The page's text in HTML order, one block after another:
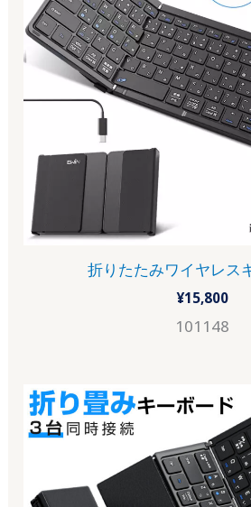
折りたたみワイヤレス
¥15,800
101148